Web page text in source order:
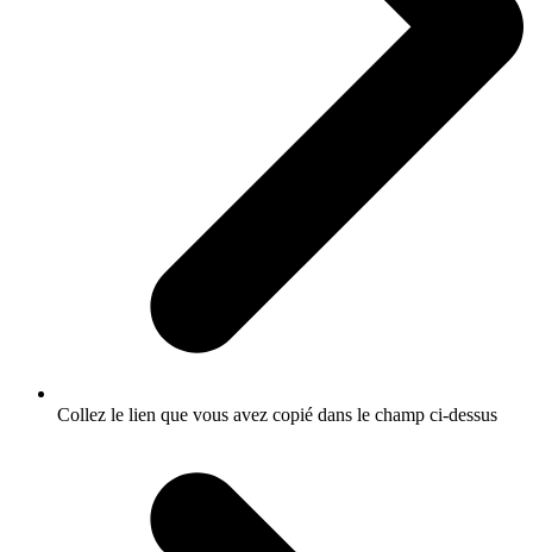
Collez le lien que vous avez copié dans le champ ci-dessus